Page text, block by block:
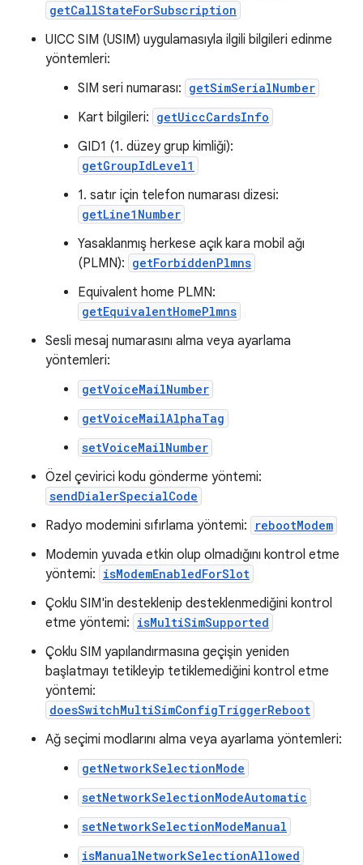
getCallStateForSubscription
UICC SIM (USIM) uygulamasıyla ilgili bilgileri edinme
yöntemleri:
SIM seri numarası: getSimSerialNumber
Kart bilgileri: getUiccCardsInfo
GID1 (1. düzey grup kimliği):
getGroupIdLevel1
1. satır için telefon numarası dizesi:
getLine1Number
Yasaklanmış herkese açık kara mobil ağı
(PLMN): getForbiddenPlmns
Equivalent home PLMN:
getEquivalentHomePlmns
Sesli mesaj numarasını alma veya ayarlama
yöntemleri:
getVoiceMailNumber
getVoiceMailAlphaTag
setVoiceMailNumber
Özel çevirici kodu gönderme yöntemi:
sendDialerSpecialCode
Radyo modemini sıfırlama yöntemi: rebootModem
Modemin yuvada etkin olup olmadığını kontrol etme
yöntemi: isModemEnabledForSlot
Çoklu SIM'in desteklenip desteklenmediğini kontrol
etme yöntemi: isMultiSimSupported
Çoklu SIM yapılandırmasına geçişin yeniden
başlatmayı tetikleyip tetiklemediğini kontrol etme
yöntemi:
doesSwitchMultiSimConfigTriggerReboot
Ağ seçimi modlarını alma veya ayarlama yöntemleri:
getNetworkSelectionMode
setNetworkSelectionModeAutomatic
setNetworkSelectionModeManual
isManualNetworkSelectionAllowed